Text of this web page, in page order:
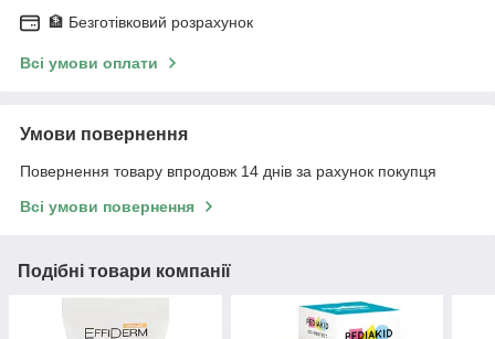
🏦 Безготівковий розрахунок
Всі умови оплати
Умови повернення
Повернення товару впродовж 14 днів за рахунок покупця
Всі умови повернення
Подібні товари компанії